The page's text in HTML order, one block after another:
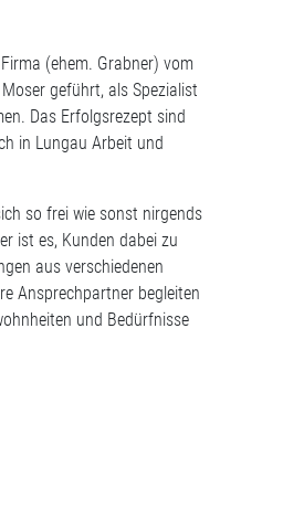
(ehem. Grabner) vom
geführt, als Spezialist
Das Erfolgsrezept sind
in Lungau Arbeit und
so frei wie sonst nirgends
ist es, Kunden dabei zu
aus verschiedenen
Ansprechpartner begleiten
und Bedürfnisse